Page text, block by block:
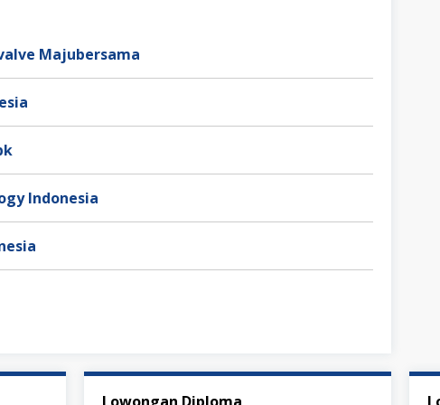
Majubersama
Indonesia